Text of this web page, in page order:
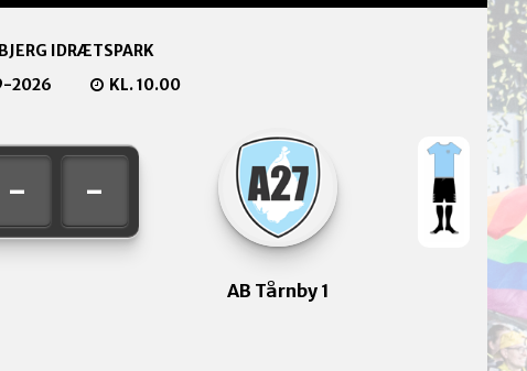
IDRÆTSPARK
2026
KL. 10.00
- -
AB Tårnby 1